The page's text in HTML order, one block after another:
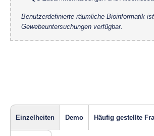
Benutzerdefinierte räumliche Bioinformatik
Gewebeuntersuchungen verfügbar.
Einzelheiten Demo Häufig gestellte